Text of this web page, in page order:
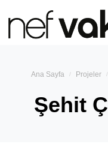
Ana Sayfa Projeler
Şehit